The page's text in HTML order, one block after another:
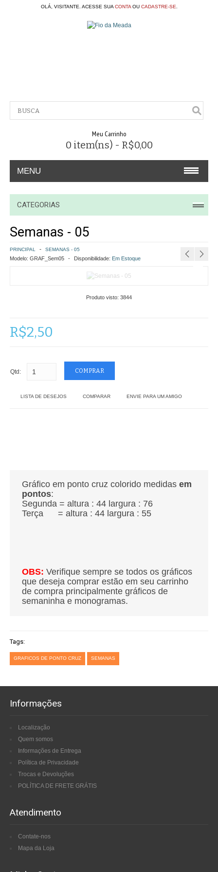
OLÁ, VISITANTE. ACESSE SUA CONTAOU CADASTRE-SE
Meu Carrinho
0 item(ns) - R$0,00
MENU
A EMPRESA
CONTATO
COMO COMPRAR
POLÍTICA DE FRETE GRÁTIS
CONTATO
CATEGORIAS
Semanas - 05
PRINCIPAL SEMANAS - 05
Modelo: GRAF_Sem05 Disponibilidade: Em Estoque
Produto visto: 3844
R$2,50
Qtd:
LISTA DE DESEJOS COMPARAR ENVIE PARA UM AMIGO
Gráfico em ponto cruz colorido medidas em
pontos:
Segunda = altura : 44 largura : 76
Terça = altura : 44 largura : 55
OBS: Verifique sempre se todos os gráficos
que deseja comprar estão em seu carrinho
de compra principalmente gráficos de
semaninha e monogramas.
Tags:
GRAFICOS DE PONTO CRUZ SEMANAS
Informações
Localização
Quem somos
Informações de Entrega
Política de Privacidade
Trocas e Devoluções
POLÍTICA DE FRETE GRÁTIS
Atendimento
Contate-nos
Mapa da Loja